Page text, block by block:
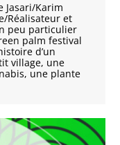
Jasari/Karim
Réalisateur et
peu particulier
palm festival
d’un
village, une
une plante